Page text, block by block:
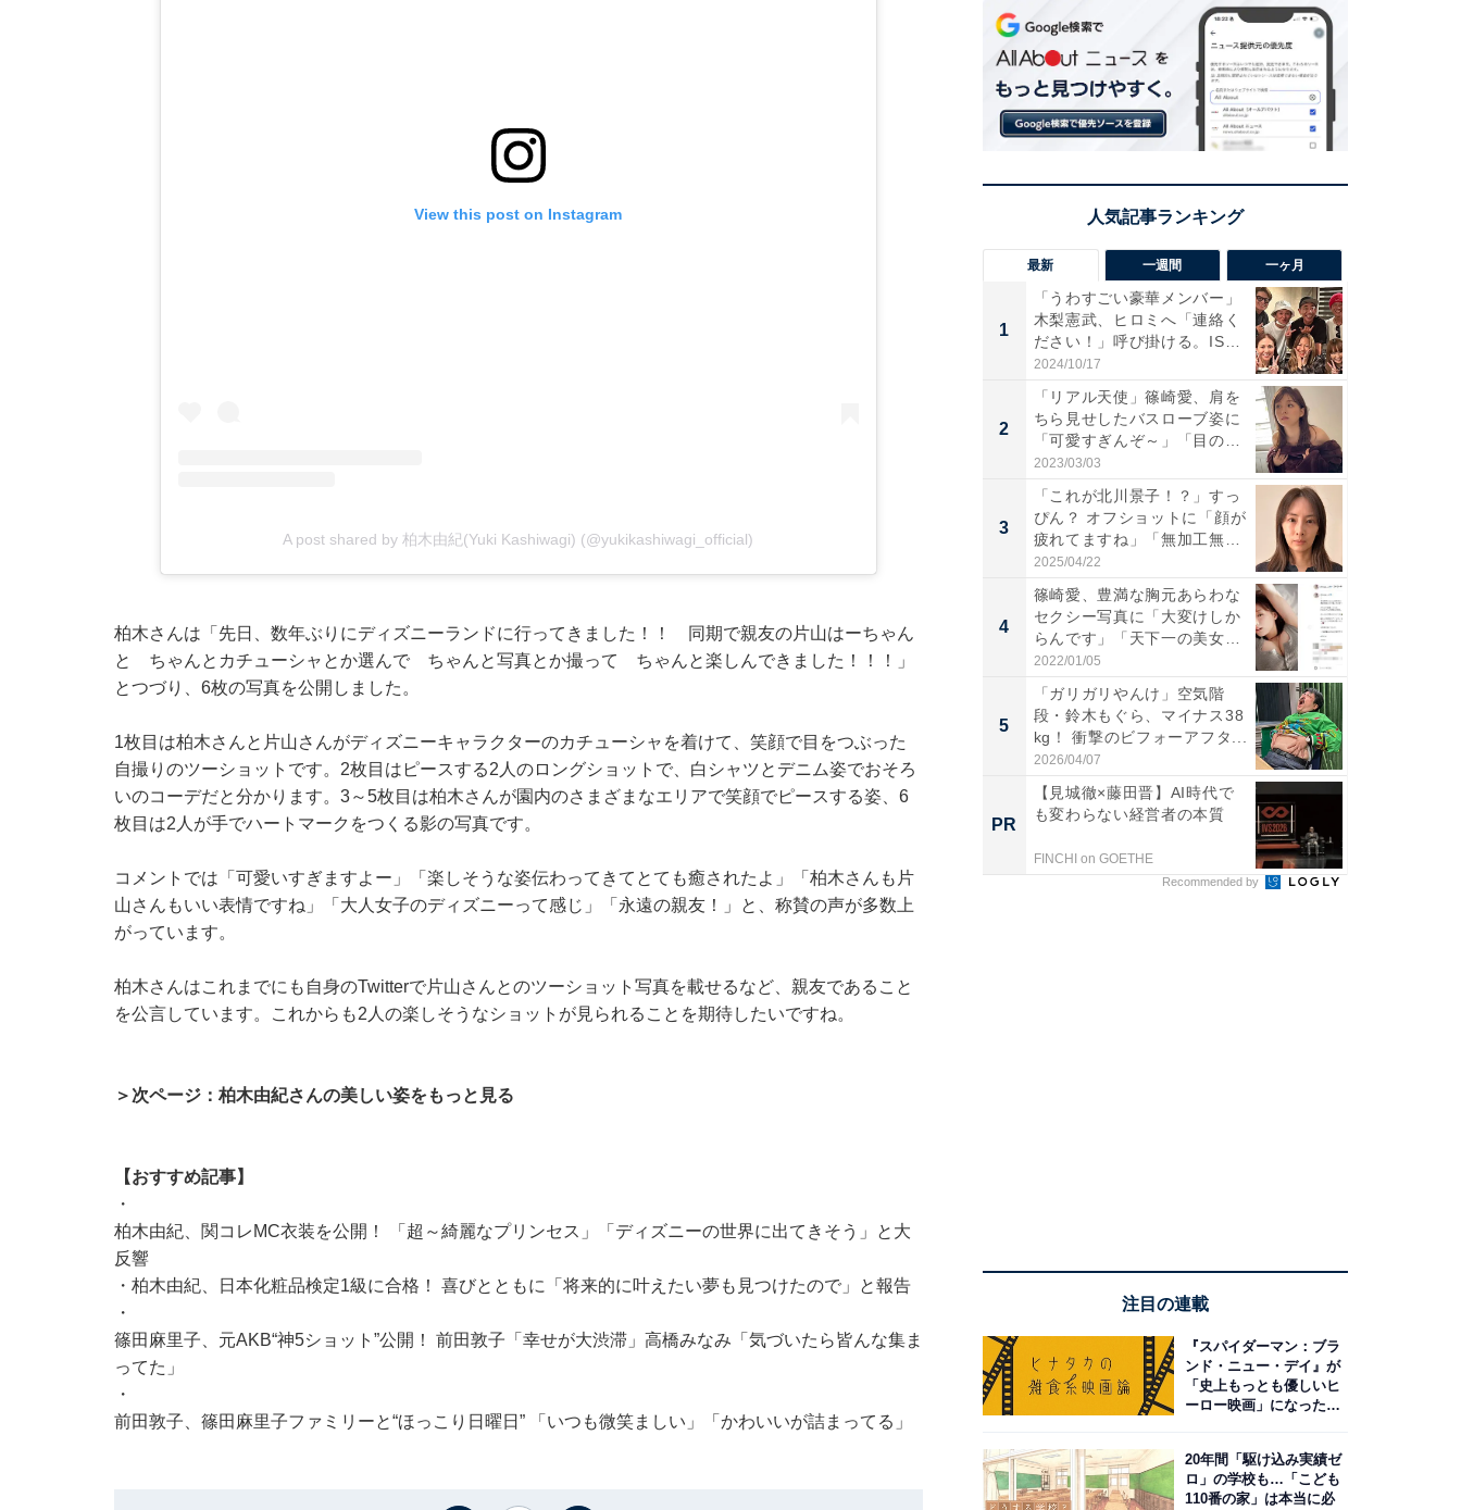
View this post on Instagram
A post shared by 柏木由紀(Yuki Kashiwagi) (@yukikashiwagi_official)
柏木さんは「先日、数年ぶりにディズニーランドに行ってきました！！ 同期で親友の片山はーちゃん
と ちゃんとカチューシャとか選んで ちゃんと写真とか撮って ちゃんと楽しんできました！！！」
とつづり、6枚の写真を公開しました。
1枚目は柏木さんと片山さんがディズニーキャラクターのカチューシャを着けて、笑顔で目をつぶった
自撮りのツーショットです。2枚目はピースする2人のロングショットで、白シャツとデニム姿でおそろ
いのコーデだと分かります。3～5枚目は柏木さんが園内のさまざまなエリアで笑顔でピースする姿、6
枚目は2人が手でハートマークをつくる影の写真です。
コメントでは「可愛いすぎますよー」「楽しそうな姿伝わってきてとても癒されたよ」「柏木さんも片
山さんもいい表情ですね」「大人女子のディズニーって感じ」「永遠の親友！」と、称賛の声が多数上
がっています。
柏木さんはこれまでにも自身のTwitterで片山さんとのツーショット写真を載せるなど、親友であること
を公言しています。これからも2人の楽しそうなショットが見られることを期待したいですね。
＞次ページ：柏木由紀さんの美しい姿をもっと見る
【おすすめ記事】
・
柏木由紀、関コレMC衣装を公開！ 「超～綺麗なプリンセス」「ディズニーの世界に出てきそう」と大
反響
・ 柏木由紀、日本化粧品検定1級に合格！ 喜びとともに「将来的に叶えたい夢も見つけたので」と報告
・
篠田麻里子、元AKB“神5ショット”公開！ 前田敦子「幸せが大渋滞」高橋みなみ「気づいたら皆んな集ま
ってた」
・
前田敦子、篠田麻里子ファミリーと“ほっこり日曜日” 「いつも微笑ましい」「かわいいが詰まってる」
最新 一週間 一ヶ月
1
「うわすごい豪華メンバー」
木梨憲武、ヒロミへ「連絡く
ださい！」呼び掛ける。IS
S...
2024/10/17
2
「リアル天使」篠崎愛、肩を
ちら見せしたバスローブ姿に
「可愛すぎんぞ～」「目の表
情...
2023/03/03
3
「これが北川景子！？」すっ
ぴん？ オフショットに「顔が
疲れてますね」「無加工無
表...
2025/04/22
4
篠崎愛、豊満な胸元あらわな
セクシー写真に「大変けしか
らんです」「天下一の美女で
す...
2022/01/05
5
「ガリガリやんけ」空気階
段・鈴木もぐら、マイナス38
kg！ 衝撃のビフォーアフタ...
2026/04/07
PR
【見城徹×藤田晋】AI時代で
も変わらない経営者の本質
FINCHI on GOETHE
Recommended by
注目の連載
『スパイダーマン：ブラ
ンド・ニュー・デイ』が
「史上もっとも優しいヒ
ーロー映画」になった理
20年間「駆け込み実績ゼ
ロ」の学校も…「こども
110番の家」は本当に必